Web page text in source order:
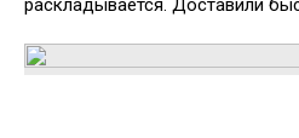
раскладывается. Доставили